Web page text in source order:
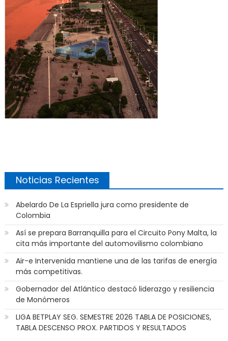
Noticias Recientes
Abelardo De La Espriella jura como presidente de
Colombia
Así se prepara Barranquilla para el Circuito Pony Malta, la
cita más importante del automovilismo colombiano
Air-e Intervenida mantiene una de las tarifas de energía
más competitivas.
Gobernador del Atlántico destacó liderazgo y resiliencia
de Monómeros
LIGA BETPLAY SEG. SEMESTRE 2026 TABLA DE POSICIONES,
TABLA DESCENSO PROX. PARTIDOS Y RESULTADOS